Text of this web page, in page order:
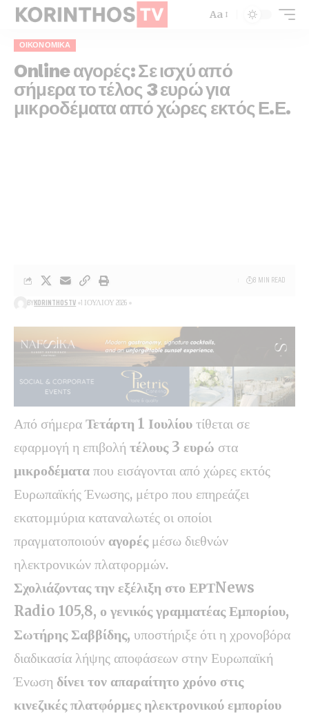
Aa
ΟΙΚΟΝΟΜΙΚΆ
Online αγορές: Σε ισχύ από
σήμερα το τέλος 3 ευρώ για
μικροδέματα από χώρες εκτός Ε.Ε.
BYKORINTHOSTV 1 ΙΟΥΛΊΟΥ 2026
8 MIN READ
Από σήμερα Τετάρτη 1 Ιουλίου τίθεται σε
εφαρμογή η επιβολή τέλους 3 ευρώ στα
μικροδέματα που εισάγονται από χώρες εκτός
Ευρωπαϊκής Ένωσης, μέτρο που επηρεάζει
εκατομμύρια καταναλωτές οι οποίοι
πραγματοποιούν αγορές μέσω διεθνών
ηλεκτρονικών πλατφορμών.
Σχολιάζοντας την εξέλιξη στο ΕΡΤNews
Radio 105,8, ο γενικός γραμματέας Εμπορίου,
Σωτήρης Σαββίδης, υποστήριξε ότι η χρονοβόρα
διαδικασία λήψης αποφάσεων στην Ευρωπαϊκή
Ένωση δίνει τον απαραίτητο χρόνο στις
κινεζικές πλατφόρμες ηλεκτρονικού εμπορίου